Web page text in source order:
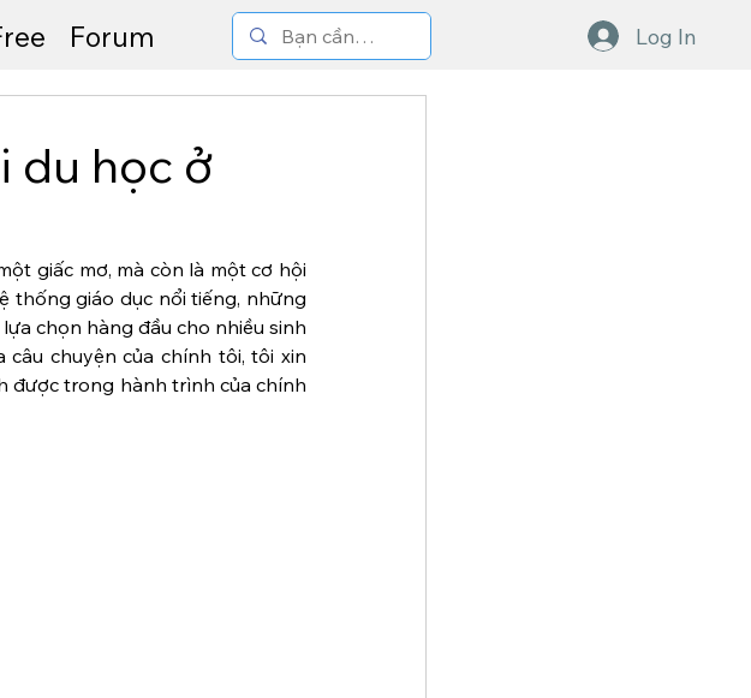
Forum Log In
du học ở
giấc mơ, mà còn là một cơ hội
thống giáo dục nổi tiếng, những
chọn hàng đầu cho nhiều sinh
câu chuyện của chính tôi, tôi xin
được trong hành trình của chính